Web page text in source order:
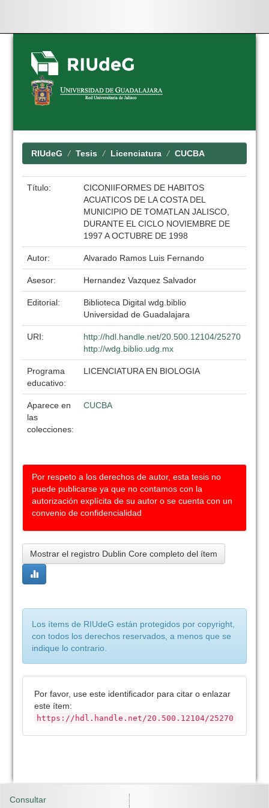
Skip
navigation
RIUdeG Tesis Licenciatura CUCBA
Título:
CICONIIFORMES DE HABITOS
ACUATICOS DE LA COSTA DEL
MUNICIPIO DE TOMATLAN JALISCO,
DURANTE EL CICLO NOVIEMBRE DE
1997 A OCTUBRE DE 1998
Autor: Alvarado Ramos Luis Fernando
Asesor: Hernandez Vazquez Salvador
Editorial:
Biblioteca Digital wdg.biblio
Universidad de Guadalajara
URI:
http://hdl.handle.net/20.500.12104/25270
http://wdg.biblio.udg.mx
Programa
educativo:
LICENCIATURA EN BIOLOGIA
Aparece en
las
colecciones:
CUCBA
Por respeto a los derechos de autor, esta tesis no
puede publicarse ya que no contamos con la
autorización explícita de su autor o se cuenta con un
convenio de confidencialidad
Mostrar el registro Dublin Core completo del ítem
Los ítems de RIUdeG están protegidos por copyright,
con todos los derechos reservados, a menos que se
indique lo contrario.
Por favor, use este identificador para citar o enlazar
este ítem:
https://hdl.handle.net/20.500.12104/25270
Consultar